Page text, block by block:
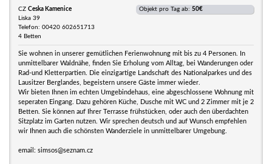
CZ Ceska Kamenice
Liska 39
Telefon: 00420 602651713
4 Betten
Objekt pro Tag ab: 50€
Sie wohnen in unserer gemütlichen Ferienwohnung mit bis zu 4 Personen. In
unmittelbarer Waldnähe, finden Sie Erholung vom Alltag, bei Wanderungen oder
Rad-und Kletterpartien. Die einzigartige Landschaft des Nationalparkes und des
Lausitzer Berglandes, begeistern unsere Gäste immer wieder.
Wir bieten Ihnen im echten Umgebindehaus, eine abgeschlossene Wohnung mit
seperaten Eingang. Dazu gehören Küche, Dusche mit WC und 2 Zimmer mit je 2
Betten. Sie können auf Ihrer Terrasse frühstücken, oder auch den überdachten
Sitzplatz im Garten nutzen. Wir sprechen deutsch und auf Wunsch empfehlen
wir Ihnen auch die schönsten Wanderziele in unmittelbarer Umgebung.
email: simsos@seznam.cz